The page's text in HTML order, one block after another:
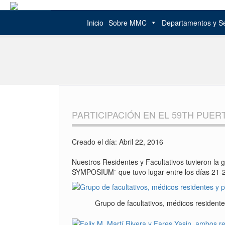
Inicio Sobre MMC Departamentos y
contentPARTICIPACIÓN EN EL 59TH
Creado el día: Abril 22, 2016
Nuestros Residentes y Facultativos tuvieron la
SYMPOSIUM¨ que tuvo lugar entre los días
Grupo de facultativos, médicos